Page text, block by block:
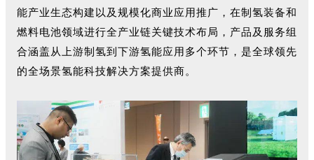
能产业生态构建以及规模化商业应用推广，在制氢装备和
燃料电池领域进行全产业链关键技术布局，产品及服务组
合涵盖从上游制氢到下游氢能应用多个环节，是全球领先
的全场景氢能科技解决方案提供商。